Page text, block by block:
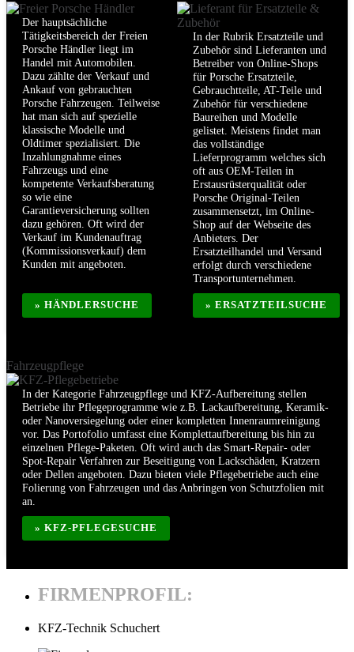
Der hauptsächliche
Tätigkeitsbereich der Freien
Porsche Händler liegt im
Handel mit Automobilen.
Dazu zählte der Verkauf und
Ankauf von gebrauchten
Porsche Fahrzeugen. Teilweise
hat man sich auf spezielle
klassische Modelle und
Oldtimer spezialisiert. Die
Inzahlungnahme eines
Fahrzeugs und eine
kompetente Verkaufsberatung
so wie eine
Garantieversicherung sollten
dazu gehören. Oft wird der
Verkauf im Kundenauftrag
(Kommissionsverkauf) dem
Kunden mit angeboten.
» HÄNDLERSUCHE
In der Rubrik Ersatzteile und
Zubehör sind Lieferanten und
Betreiber von Online-Shops
für Porsche Ersatzteile,
Gebrauchtteile, AT-Teile und
Zubehör für verschiedene
Baureihen und Modelle
gelistet. Meistens findet man
das vollständige
Lieferprogramm welches sich
oft aus OEM-Teilen in
Erstausrüsterqualität oder
Porsche Original-Teilen
zusammensetzt, im Online-
Shop auf der Webseite des
Anbieters. Der
Ersatzteilhandel und Versand
erfolgt durch verschiedene
Transportunternehmen.
» ERSATZTEILSUCHE
Fahrzeugpflege
In der Kategorie Fahrzeugpflege und KFZ-Aufbereitung stellen
Betriebe ihr Pflegeprogramme wie z.B. Lackaufbereitung, Keramik-
oder Nanoversiegelung oder einer kompletten Innenraumreinigung
vor. Das Portofolio umfasst eine Komplettaufbereitung bis hin zu
einzelnen Pflege-Paketen. Oft wird auch das Smart-Repair- oder
Spot-Repair Verfahren zur Beseitigung von Lackschäden, Kratzern
oder Dellen angeboten. Dazu bieten viele Pflegebetriebe auch eine
Folierung von Fahrzeugen und das Anbringen von Schutzfolien mit
an.
» KFZ-PFLEGESUCHE
FIRMENPROFIL:
KFZ-Technik Schuchert